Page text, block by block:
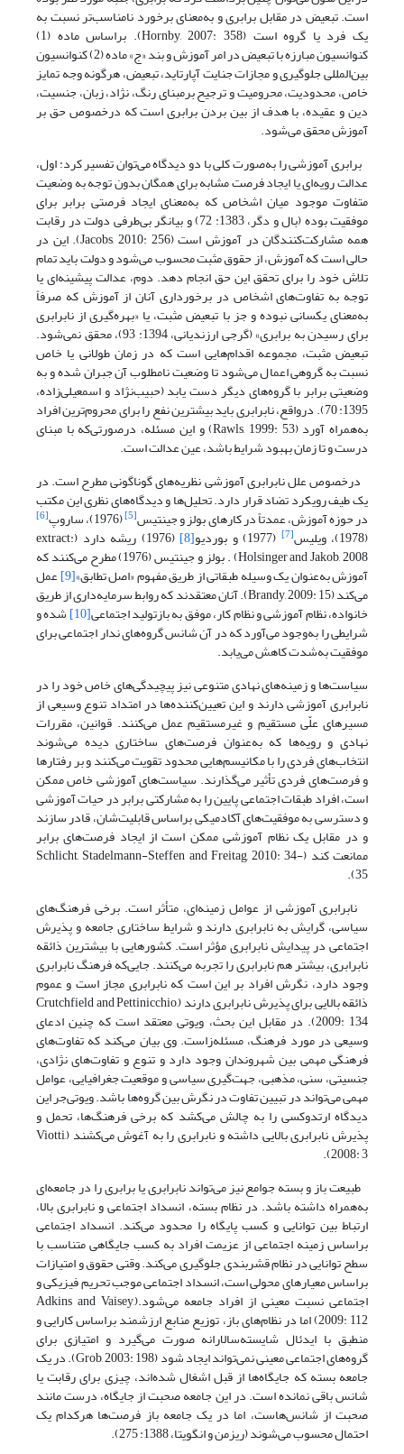
است. تبعیض در مقابل برابری و به‌معنای برخورد نامناسب‌تر نسبت به
یک فرد یا گروه است (Hornby, 2007: 358). براساس ماده‌ (1)
کنوانسیون مبارزه با تبعیض در امر آموزش و بند «ج» ماده (2) کنوانسیون
بین‌المللی جلوگیری و مجازات جنایت آپارتاید، تبعیض، هرگونه وجه تمایز
خاص، محدودیت، محرومیت و ترجیح برمبنای رنگ، نژاد، زبان، جنسیت،
دین و عقیده، با هدف از بین بردن برابری است که درخصوص حق بر
آموزش محقق می‌شود.
برابری آموزشی را به‌صورت کلی با دو دیدگاه می‌توان تفسیر کرد: اول،
عدالت رویه‌ای یا ایجاد فرصت مشابه برای همگان بدون توجه به وضعیت
متفاوت موجود میان اشخاص که به‌معنای ایجاد فرصتی برابر برای
موفقیت بوده (بال و دگر، 1383: 72) و بیانگر بی‌طرفی دولت در رقابت
همه‌ مشارکت‌کنندگان در آموزش است (Jacobs, 2010: 256). این در
حالی است که آموزش، از حقوق مثبت محسوب می‌شود و دولت باید تمام
تلاش خود را برای تحقق این حق انجام دهد. دوم، عدالت پیشینه‌ای یا
توجه به تفاوت‌های اشخاص در برخورداری آنان از آموزش که صرفاً
به‌معنای یکسانی نبوده و جز با تبعیض مثبت، یا «بهره‌گیری از نابرابری
برای رسیدن به برابری» (گرجی ارزندیانی، 1394: 93)، محقق نمی‌شود.
تبعیض مثبت، مجموعه اقدام‌هایی است که در زمان طولانی یا خاص
نسبت به گروهی اعمال می‌شود تا وضعیت نامطلوب آن جبران شده و به
وضعیتی برابر با گروه‌های دیگر دست یابد (حبیب‌نژاد و اسمعیلی‌زاده،
1395: 70). درواقع، نابرابری باید بیشترین نفع را برای محروم‌ترین افراد
به‌همراه آورد (Rawls, 1999: 53) و این مسئله، در‌صورتی‌که با مبنای
درست و تا زمان بهبود شرایط باشد، عین عدالت است.
درخصوص علل نابرابری آموزشی نظریه‌های گوناگونی مطرح‌ است. در
یک طیف رویکرد تضاد قرار دارد. تحلیل‌ها و دیدگاه‌های نظری این مکتب
در حوزه آموزش، عمدتاً در کارهای بولز و جینتیس[5] (1976)، ساروپ [6]
(1978)، ویلیس [7] (1977) و بوردیو [8] (1976) ریشه دارد (extract:
Holsinger and Jakob, 2008) . بولز و جینتیس (1976) مطرح می‌کنند که
آموزش به‌عنوان یک وسیله طبقاتی از طریق مفهوم «اصل تطابق»[9] عمل
می‌کند (Brandy, 2009: 15). آنان معتقدند که روابط سرمایه‌داری از طریق
خانواده، نظام آموزشی و نظام کار، موفق به بازتولید اجتماعی[10] شده و
شرایطی را به‌وجود می‌آورد که در آن شانس گروه‌های ندار اجتماعی برای
موفقیت به‌شدت کاهش می‌یابد.
سیاست‌ها و زمینه‌های نهادی متنوعی نیز پیچیدگی‌های خاص خود را در
نابرابری آموزشی دارند و این تعیین‌کننده‌ها در امتداد تنوع وسیعی از
مسیرهای علّی مستقیم و غیرمستقیم عمل می‌کنند. قوانین، مقررات
نهادی و رویه‌ها که به‌عنوان فرصت‌های ساختاری دیده می‌شوند
انتخاب‌های فردی را با مکانیسم‌هایی محدود تقویت می‌کنند و بر رفتارها
و فرصت‌های فردی تأثیر می‌گذارند. سیاست‌های آموزشی خاص ممکن
است، افراد طبقات اجتماعی پایین را به مشارکتی برابر در حیات آموزشی
و دسترسی به موفقیت‌های آکادمیکی براساس قابلیت‌شان، قادر سازند
و در مقابل یک نظام آموزشی ممکن است از ایجاد فرصت‌های برابر
ممانعت کند (Schlicht, Stadelmann-Steffen and Freitag, 2010: 34-
35).
نابرابری آموزشی از عوامل زمینه‌ای، متأثر است. برخی فرهنگ‌های
سیاسی، گرایش به نابرابری دارند و شرایط ساختاری جامعه و پذیرش
اجتماعی در پیدایش نابرابری مؤثر است. کشورهایی با بیشترین ذائقه
نابرابری، بیشتر هم نابرابری را تجربه می‌کنند. جایی‌که فرهنگ نابرابری
وجود دارد، نگرش افراد بر این است که نابرابری مجاز است و عموم
ذائقه بالایی برای پذیرش نابرابری دارند (Crutchfield and Pettinicchio,
2009: 134). در مقابل این بحث، ویوتی‌ معتقد است که چنین ادعای
وسیعی در مورد فرهنگ، مسئله‌زاست. وی بیان می‌کند که تفاوت‌های
فرهنگی مهمی بین شهروندان وجود دارد و تنوع‌ و تفاوت‌های نژادی،
جنسیتی، سنی، مذهبی، جهت‌گیری سیاسی و موقعیت جغرافیایی، عوامل
مهمی می‌‌‌‌‌تواند در تبیین تفاوت در نگرش بین گروه‌ها باشد. ویوتی‌جر این
دیدگاه ارتدوکسی را به چالش می‌کشد که برخی فرهنگ‌ها، تحمل و
پذیرش نابرابری بالایی داشته و نابرابری را به آغوش می‌کشند (Viotti,
2008: 3).
طبیعت باز و بسته جوامع نیز می‌تواند نابرابری یا برابری را در جامعه‌ای
به‌همراه داشته باشد. در نظام بسته، انسداد اجتماعی و نابرابری بالا،
ارتباط بین توانایی و کسب پایگاه را محدود می‌کند. انسداد اجتماعی
براساس زمینه اجتماعی از عزیمت افراد به کسب جایگاهی متناسب با
سطح توانایی در نظام قشربندی جلوگیری می‌کند. وقتی حقوق و امتیازات
براساس معیارهای محولی است، انسداد اجتماعی موجب تحریم فیزیکی و
اجتماعی نسبت معینی از افراد جامعه می‌شود.(Adkins and Vaisey,
2009: 112) اما در نظام‌های باز، توزیع منابع ارزشمند براساس کارایی و
منطبق با ایدئال شایسته‌سالارانه صورت می‌گیرد و امتیازی برای
گروه‌های اجتماعی معینی نمی‌تواند ایجاد شود (Grob, 2003: 198). در یک
جامعه بسته که جایگاه‌ها از قبل اشغال شده‌اند، چیزی برای رقابت یا
شانس باقی نمانده است. در این جامعه صحبت از جایگاه، درست مانند
صحبت از شانس‌هاست، اما در یک جامعه باز فرصت‌ها هرکدام یک
احتمال محسوب می‌شوند (ریزمن و انگویتا، 1388: 275).